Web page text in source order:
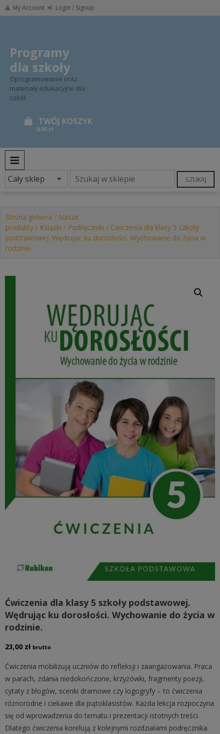
Skip
to
My Account Login / Signup
Programy
dla szkoły
Oprogramowanie oraz
materiały edukacyjne dla
szkół
0,00 zł
SZUKAJ
Strona główna / Nasze
produkty / Książki / Podręczniki / Ćwiczenia dla klasy 5 szkoły
podstawowej. Wędrując ku dorosłości. Wychowanie do życia w
rodzinie.
Ćwiczenia dla klasy 5 szkoły podstawowej.
Wędrując ku dorosłości. Wychowanie do życia w
rodzinie.
23,00 zł brutto
Ćwiczenia mobilizują uczniów do refleksji i zaangażowania. Praca
w parach, zdania niedokończone, krzyżówki, fragmenty poezji,
cytaty z blogów, scenki dramowe czy logogryfy – to ćwiczenia
różnorodne i ciekawe dla piątoklasistów. Każda lekcja rozpoczyna
się od wprowadzenia do tematu i prezentacji istotnych treści.
Dlatego ćwiczenia korelują z kolejnymi rozdziałami podręcznika.